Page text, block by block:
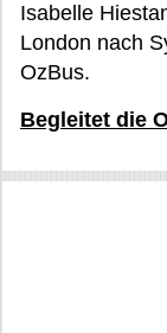
Isabelle
London nach
OzBus.
Begleitet die